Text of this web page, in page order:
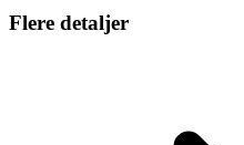
Flere detaljer